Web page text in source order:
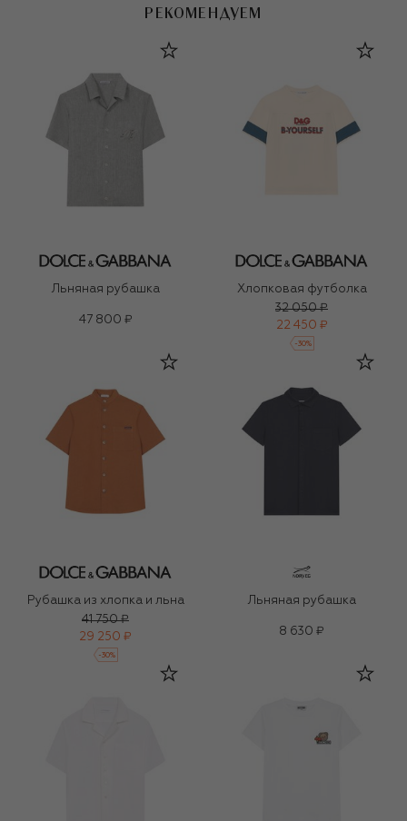
РЕКОМЕНДУЕМ
Льняная рубашка
47 800 ₽
Хлопковая футболка
32 050 ₽
22 450 ₽
-30%
Рубашка из хлопка и льна
41 750 ₽
29 250 ₽
-30%
Льняная рубашка
8 630 ₽